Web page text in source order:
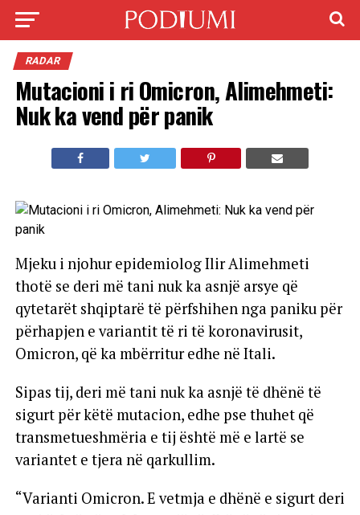
RADAR
Mutacioni i ri Omicron, Alimehmeti:
Nuk ka vend për panik
Mjeku i njohur epidemiolog Ilir Alimehmeti
thotë se deri më tani nuk ka asnjë arsye që
qytetarët shqiptarë të përfshihen nga paniku për
përhapjen e variantit të ri të koronavirusit,
Omicron, që ka mbërritur edhe në Itali.
Sipas tij, deri më tani nuk ka asnjë të dhënë të
sigurt për këtë mutacion, edhe pse thuhet që
transmetueshmëria e tij është më e lartë se
variantet e tjera në qarkullim.
“Varianti Omicron. E vetmja e dhënë e sigurt deri